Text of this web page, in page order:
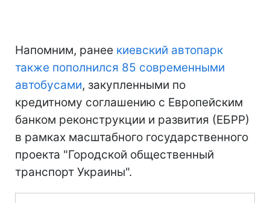
Напомним, ранее киевский автопарк
также пополнился 85 современными
автобусами, закупленными по
кредитному соглашению с Европейским
банком реконструкции и развития (ЕБРР)
в рамках масштабного государственного
проекта "Городской общественный
транспорт Украины".